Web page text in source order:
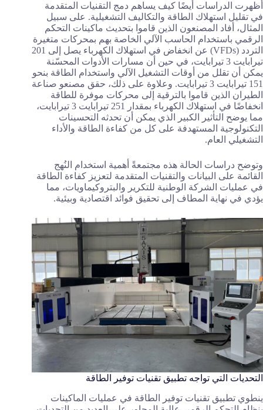
أظهرت الدراسات أيضًا كيف يساهم دمج التقنيات المتقدمة
في تقليل استهلاك الطاقة والتكاليف التشغيلية. على سبيل
المثال، أفاد المصنعون الذين قاموا بتحديث ماكينات التحكم
الرقمي باستخدام الحاسب الآلي الخاصة بهم بمحركات متغيرة
التردد (VFDs) عن انخفاض في استهلاك الكهرباء يصل إلى 201
تيرابايت 3 تيرابايت، في حين أن مسارات الأدوات المحسّنة
يمكن أن تقلل من أوقات التشغيل الآلي واستخدام الطاقة بنحو
151 تيرابايت 3 تيرابايت. وعلاوة على ذلك، حقق مصنعو صناعة
الطيران الذين قاموا بالترقية إلى محركات موفرة للطاقة
انخفاضًا في استهلاك الكهرباء بمقدار 251 تيرابايت 3 تيرابايت،
مما يوضح التأثير الكبير الذي يمكن أن تحدثه التحسينات
التكنولوجية المستهدفة على كل من كفاءة الطاقة والأداء
التشغيلي العام.
وتوضح دراسات الحالة هذه مجتمعةً أهمية استخدام النُهج
القائمة على البيانات والتقنيات المتقدمة لتعزيز كفاءة الطاقة
في عمليات الشركة الوطنية للتكرير والبتروكيماويات، مما
يؤدي في نهاية المطاف إلى تحقيق فوائد اقتصادية وبيئية.
التحديات التي تواجه تطبيق تقنيات توفير الطاقة
ينطوي تطبيق تقنيات توفير الطاقة في عمليات الماكينات